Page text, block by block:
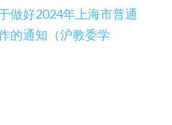
做好2024年上海市普通
的通知（沪教委学